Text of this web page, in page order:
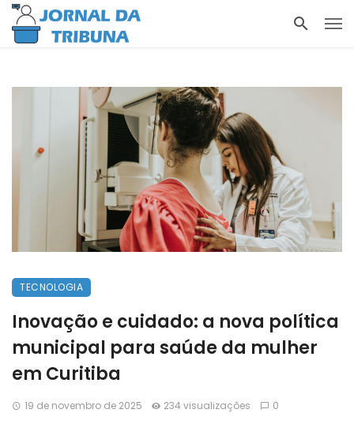
TECNOLOGIA
Inovação e cuidado: a nova política
municipal para saúde da mulher
em Curitiba
19 de novembro de 2025 234 visualizações 0